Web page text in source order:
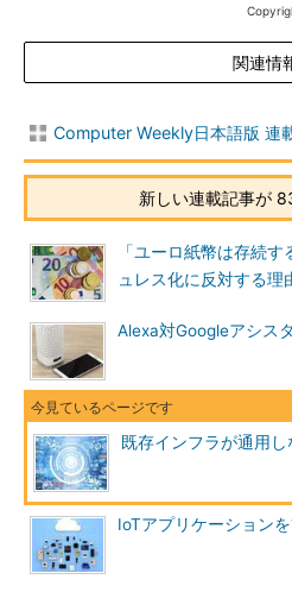
関連情
Computer Weekly日本語版 連
新しい連載記事が
「ユーロ紙幣は存続
ュレス化に反対する理
Alexa対Googleアシス
既存インフラが通用
IoTアプリケーション